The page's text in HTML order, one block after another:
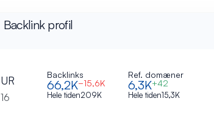
Backlink profil
UR
16
Backlinks
66,2K−15,6K
Hele tiden209K
Ref. domæner
6,3K+42
Hele tiden15,3K